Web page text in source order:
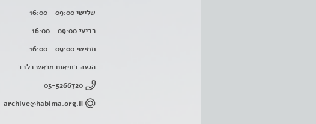
שלישי 09:00 - 16:00
רביעי 09:00 - 16:00
חמישי 09:00 - 16:00
הגעה בתיאום מראש בלבד
03-5266720
archive@habima.org.il